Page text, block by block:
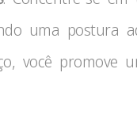
uma postura
você promove